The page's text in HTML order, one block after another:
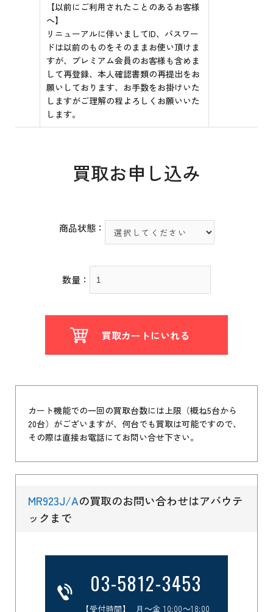
【以前にご利用されたことのあるお客様
へ】
リニューアルに伴いましてID、パスワー
ドは以前のものをそのままお使い頂けま
すが、プレミアム会員のお客様も含めま
して再登録、本人確認書類の再提出をお
願いしております、お手数をお掛けいた
しますがご理解の程よろしくお願いいた
します。
買取お申し込み
商品状態：
数量：
買取カートにいれる
カート機能での一回の買取台数には上限（概ね5台から
20台）がございますが、何台でも買取は可能ですので、
その際は直接お電話にてお問い合せ下さい。
MR923J/Aの買取のお問い合わせはアバウテ
ックまで
03-5812-3453
【受付時間】 月～金 10:00～18:00